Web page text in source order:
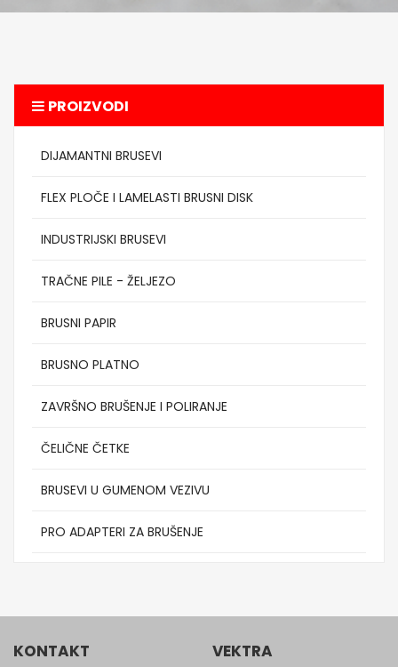
PROIZVODI
DIJAMANTNI BRUSEVI
FLEX PLOČE I LAMELASTI BRUSNI DISK
INDUSTRIJSKI BRUSEVI
TRAČNE PILE - ŽELJEZO
BRUSNI PAPIR
BRUSNO PLATNO
ZAVRŠNO BRUŠENJE I POLIRANJE
ČELIČNE ČETKE
BRUSEVI U GUMENOM VEZIVU
PRO ADAPTERI ZA BRUŠENJE
KONTAKT VEKTRA